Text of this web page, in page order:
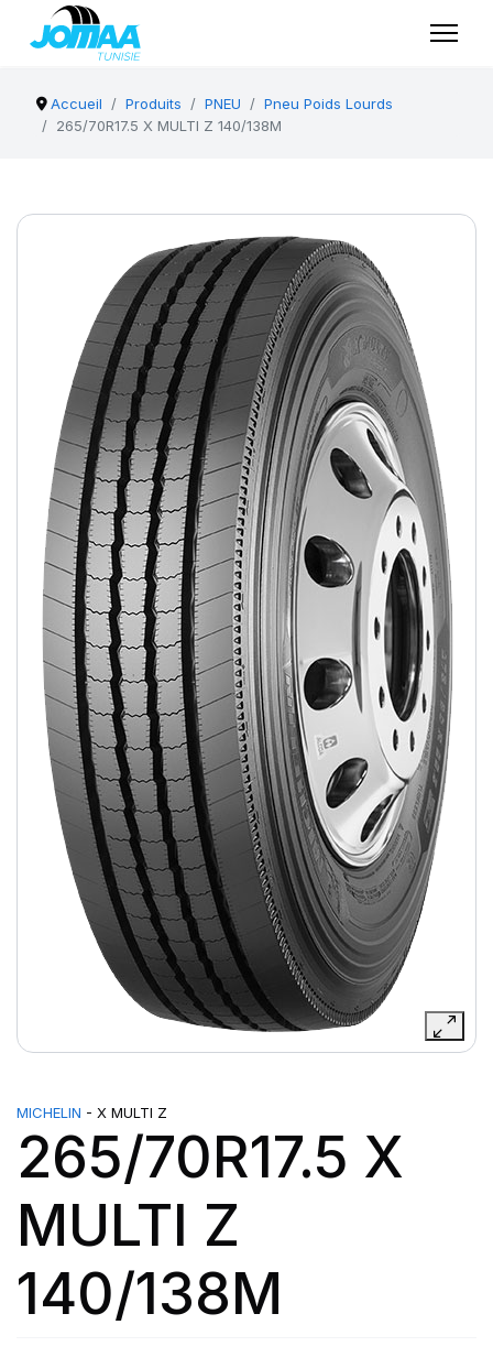
Accueil Produits PNEU
Pneu Poids Lourds
265/70R17.5 X MULTI Z 140/138M
MICHELIN - X MULTI Z
265/70R17.5 X
MULTI Z
140/138M